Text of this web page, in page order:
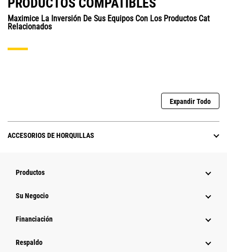
PRODUCTOS COMPATIBLES
Maximice La Inversión De Sus Equipos Con Los Productos Cat
Relacionados
Expandir Todo
ACCESORIOS DE HORQUILLAS
Productos
Su Negocio
Financiación
Respaldo